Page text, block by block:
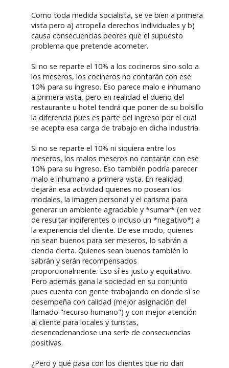
Como toda medida socialista, se ve bien a primera
vista pero a) atropella derechos individuales y b)
causa consecuencias peores que el supuesto
problema que pretende acometer.
Si no se reparte el 10% a los cocineros sino solo a
los meseros, los cocineros no contarán con ese
10% para su ingreso. Eso parece malo e inhumano
a primera vista, pero en realidad el dueño del
restaurante u hotel tendrá que poner de su bolsillo
la diferencia pues es parte del ingreso por el cual
se acepta esa carga de trabajo en dicha industria.
Si no se reparte el 10% ni siquiera entre los
meseros, los malos meseros no contarán con ese
10% para su ingreso. Eso también podría parecer
malo e inhumano a primera vista. En realidad
dejarán esa actividad quienes no posean los
modales, la imagen personal y el carisma para
generar un ambiente agradable y *sumar* (en vez
de resultar indiferentes o incluso un *negativo*) a
la experiencia del cliente. De ese modo, quienes
no sean buenos para ser meseros, lo sabrán a
ciencia cierta. Quienes sean buenos también lo
sabrán y serán recompensados
proporcionalmente. Eso sí es justo y equitativo.
Pero además gana la sociedad en su conjunto
pues cuenta con gente trabajando en donde sí se
desempeña con calidad (mejor asignación del
llamado "recurso humano") y con mejor atención
al cliente para locales y turistas,
desencadenandose una serie de consecuencias
positivas.
¿Pero y qué pasa con los clientes que no dan